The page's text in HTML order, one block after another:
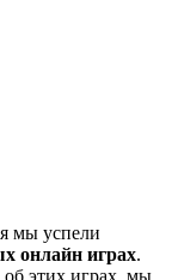
мы успели
онлайн играх.